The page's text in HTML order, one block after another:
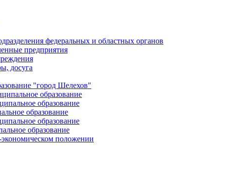
федеральных и областных органов
предприятия
досуга
"город Шелехов"
образование
образование
образование
образование
образование
положении